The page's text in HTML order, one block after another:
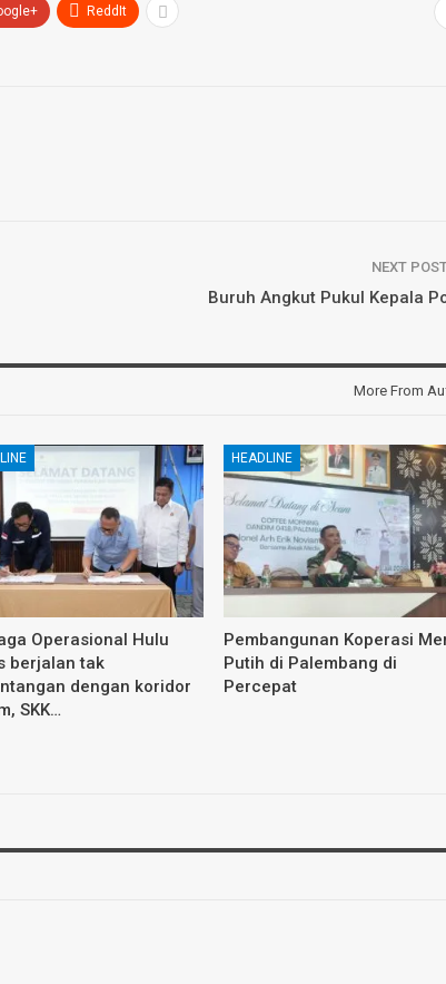
ReddIt
NEXT
Buruh Angkut Pukul Kepala
More From
Operasional Hulu
berjalan tak
dengan koridor
SKK…
HEADLINE
Pembangunan Koperasi
Putih di Palembang di
Percepat